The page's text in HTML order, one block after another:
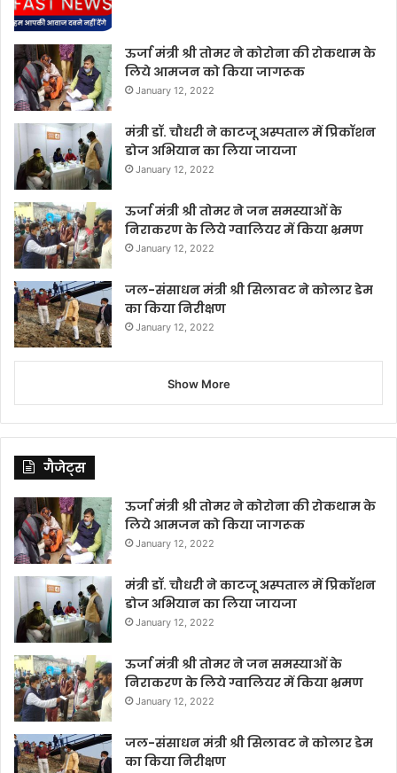
ऊर्जा मंत्री श्री तोमर ने कोरोना की रोकथाम के
लिये आमजन को किया जागरूक
January 12, 2022
मंत्री डॉ. चौधरी ने काटजू अस्पताल में प्रिकॉशन
डोज अभियान का लिया जायजा
January 12, 2022
ऊर्जा मंत्री श्री तोमर ने जन समस्याओं के
निराकरण के लिये ग्वालियर में किया भ्रमण
January 12, 2022
जल-संसाधन मंत्री श्री सिलावट ने कोलार डेम
का किया निरीक्षण
January 12, 2022
Show More
गैजेट्स
ऊर्जा मंत्री श्री तोमर ने कोरोना की रोकथाम के
लिये आमजन को किया जागरूक
January 12, 2022
मंत्री डॉ. चौधरी ने काटजू अस्पताल में प्रिकॉशन
डोज अभियान का लिया जायजा
January 12, 2022
ऊर्जा मंत्री श्री तोमर ने जन समस्याओं के
निराकरण के लिये ग्वालियर में किया भ्रमण
January 12, 2022
जल-संसाधन मंत्री श्री सिलावट ने कोलार डेम
का किया निरीक्षण